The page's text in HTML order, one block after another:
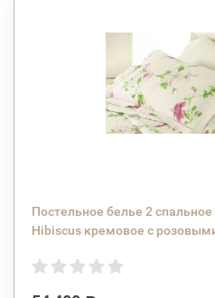
Постельное белье 2
Hibiscus кремовое с